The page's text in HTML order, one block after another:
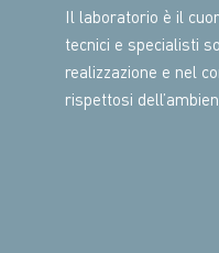
Il laboratorio è il
tecnici e specialisti
realizzazione e nel
rispettosi